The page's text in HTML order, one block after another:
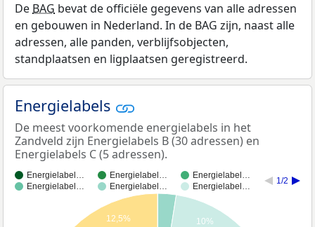
De BAG bevat de officiële gegevens van alle adressen
en gebouwen in Nederland. In de BAG zijn, naast alle
adressen, alle panden, verblijfsobjecten,
standplaatsen en ligplaatsen geregistreerd.
Energielabels
De meest voorkomende energielabels in het
Zandveld zijn Energielabels B (30 adressen) en
Energielabels C (5 adressen).
Energielabel… Energielabel…
Energielabel…
Energielabel…
Energielabel… Energielabel…
1/2
10%
12,5%